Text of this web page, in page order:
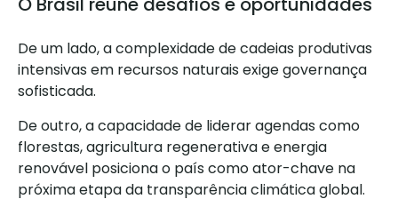
De um lado, a complexidade de cadeias produtivas
intensivas em recursos naturais exige governança
sofisticada.
De outro, a capacidade de liderar agendas como
florestas, agricultura regenerativa e energia
renovável posiciona o país como ator-chave na
próxima etapa da transparência climática global.